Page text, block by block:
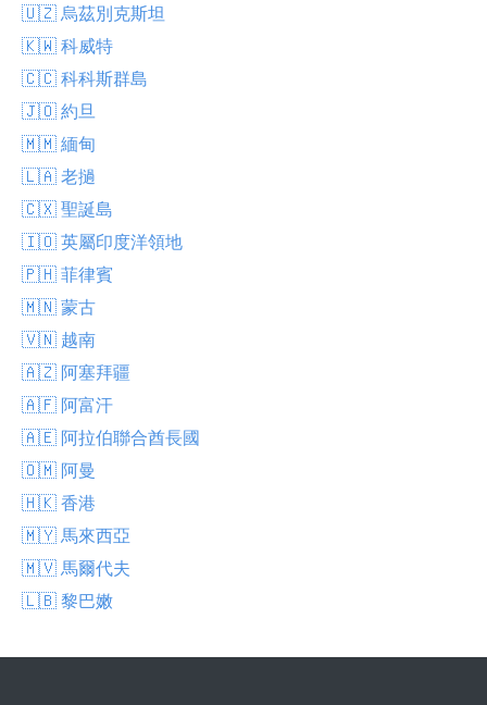
🇺🇿 烏茲別克斯坦
🇰🇼 科威特
🇨🇨 科科斯群島
🇯🇴 約旦
🇲🇲 緬甸
🇱🇦 老撾
🇨🇽 聖誕島
🇮🇴 英屬印度洋領地
🇵🇭 菲律賓
🇲🇳 蒙古
🇻🇳 越南
🇦🇿 阿塞拜疆
🇦🇫 阿富汗
🇦🇪 阿拉伯聯合酋長國
🇴🇲 阿曼
🇭🇰 香港
🇲🇾 馬來西亞
🇲🇻 馬爾代夫
🇱🇧 黎巴嫩